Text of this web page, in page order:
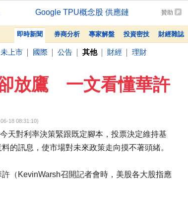
Google TPU概念股 供應鏈 贊助
熱門 財部：公民併設4面向評估機制 提升公股銀競爭力
即時新聞 券商分析 專家解盤 投資密技 財經雜誌
未上市 國際 公告 其他 財經 理財
放鷹 一文看懂華許
18 08:31:10)
天對利率決策緊跟既定腳本，投票決定維持基
的訊息，使市場對未來政策走向摸不著頭緒。
（KevinWarsh召開記者會時，美股各大股指應